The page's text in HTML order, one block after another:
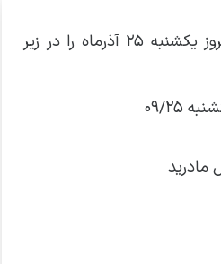
مسابقات مهم ورزشی امروز یکشنبه ۲۵ آذرماه را در زیر
۲۵
مادرید